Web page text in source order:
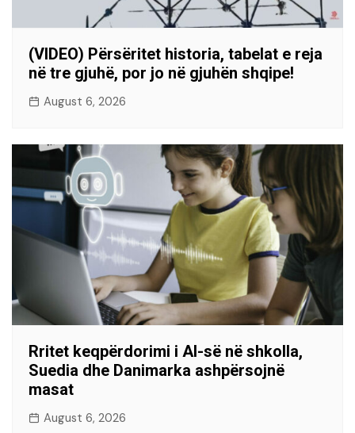
(VIDEO) Përsëritet historia, tabelat e reja
në tre gjuhë, por jo në gjuhën shqipe!
August 6, 2026
Rritet keqpërdorimi i AI-së në shkolla,
Suedia dhe Danimarka ashpërsojnë
masat
August 6, 2026